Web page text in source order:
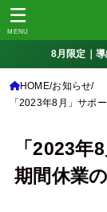
MENU
8月限定｜
HOME お知らせ
「2023年8月」サポ
「2023
期間休業